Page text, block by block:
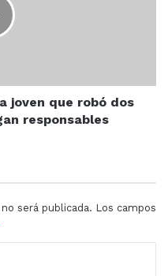
Muertos
joven que robó dos
responsables
será publicada. Los campos